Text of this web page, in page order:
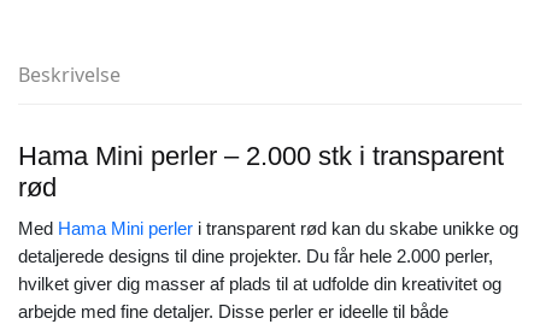
Beskrivelse
Hama Mini perler – 2.000 stk i transparent
rød
Med Hama Mini perler i transparent rød kan du skabe unikke og
detaljerede designs til dine projekter. Du får hele 2.000 perler,
hvilket giver dig masser af plads til at udfolde din kreativitet og
arbejde med fine detaljer. Disse perler er ideelle til både